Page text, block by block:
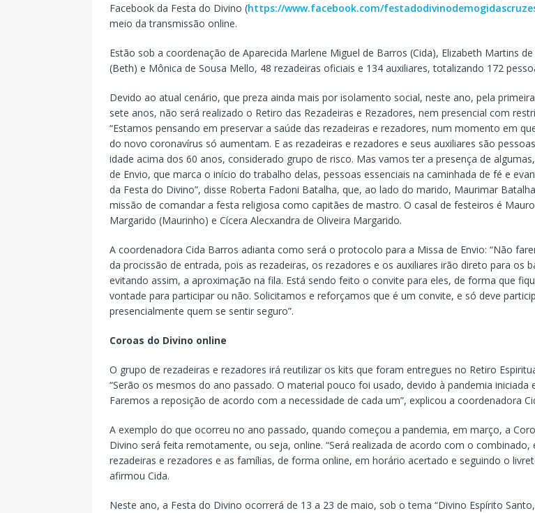
Facebook da Festa do Divino (https://www.facebook.com/
meio da transmissão online.
Estão sob a coordenação de Aparecida Marlene Miguel de Barros (Cida), Elizabeth Martins
(Beth) e Mônica de Sousa Mello, 48 rezadeiras oficiais e 134 auxiliares, totalizando 172
Devido ao atual cenário, que preza ainda mais por isolamento social, neste ano, pela
sete anos, não será realizado o Retiro das Rezadeiras e Rezadores, nem presencial com
“Estamos pensando em preservar a saúde das rezadeiras e rezadores, num momento em
do novo coronavírus só aumentam. E as rezadeiras e rezadores e seus auxiliares são
idade acima dos 60 anos, considerado grupo de risco. Mas vamos ter a presença de
de Envio, que marca o início do trabalho delas, pessoas essenciais na caminhada de fé e
da Festa do Divino”, disse Roberta Fadoni Batalha, que, ao lado do marido, Maurimar
missão de comandar a festa religiosa como capitães de mastro. O casal de festeiros é
Margarido (Maurinho) e Cícera Alecxandra de Oliveira Margarido.
A coordenadora Cida Barros adianta como será o protocolo para a Missa de Envio: “Não
da procissão de entrada, pois as rezadeiras, os rezadores e os auxiliares irão direto para os
evitando assim, a aproximação na fila. Está sendo feito o convite para eles, de forma que
vontade para participar ou não. Solicitamos e reforçamos que é um convite, e só deve
presencialmente quem se sentir seguro”.
Coroas do Divino online
O grupo de rezadeiras e rezadores irá reutilizar os kits que foram entregues no Retiro
“Serão os mesmos do ano passado. O material pouco foi usado, devido à pandemia iniciada
Faremos a reposição de acordo com a necessidade de cada um”, explicou a coordenadora
A exemplo do que ocorreu no ano passado, quando começou a pandemia, em março, a
Divino será feita remotamente, ou seja, online. “Será realizada de acordo com o combinado,
rezadeiras e rezadores e as famílias, de forma online, em horário acertado e seguindo o
afirmou Cida.
Neste ano, a Festa do Divino ocorrerá de 13 a 23 de maio, sob o tema “Divino Espírito Santo,